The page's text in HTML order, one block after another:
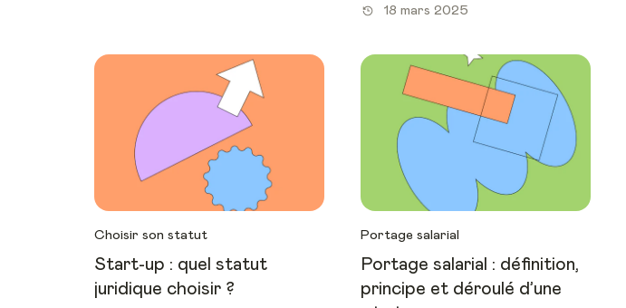
18 mars 2025
Choisir son statut
Start-up : quel statut
juridique choisir ?
Portage salarial
Portage salarial : définition,
principe et déroulé d’une